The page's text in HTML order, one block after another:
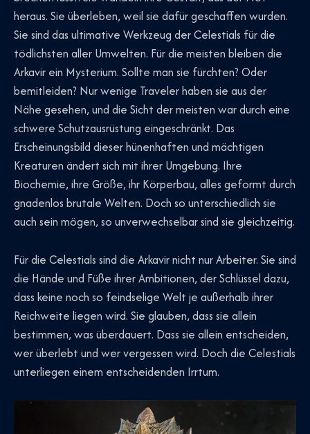
heraus. Sie überleben, weil sie dafür geschaffen wurden.
Sie sind das ultimative Werkzeug der Celestials für die
tödlichsten aller Umwelten. Für die meisten bleiben die
Arkavir ein Mysterium. Sollte man sie fürchten? Oder
bemitleiden? Nur wenige Traveler haben sie aus der
Nähe gesehen, und die Sicht der meisten war durch eine
schwere Schutzausrüstung eingeschränkt. Das
Erscheinungsbild dieser hünenhaften und mächtigen
Kreaturen ändert sich mit ihrer Umgebung. Ihre
Biochemie, ihre Größe, ihr Körperbau, alles geformt durch
gnadenlos brutale Welten. Doch so unterschiedlich sie
auch sein mögen, so unverwechselbar sind sie gleichzeitig.
Für die Celestials sind die Arkavir nicht nur Arbeiter. Sie sind
die Hände und Füße ihrer Ambitionen, der Schlüssel dazu,
dass keine noch so feindselige Welt je außerhalb ihrer
Reichweite liegen wird. Sie glauben, dass sie allein
bestimmen, was überdauert. Dass sie allein entscheiden,
wer überlebt und wer vergessen wird. Doch die Celestials
unterliegen einem entscheidenden Irrtum.